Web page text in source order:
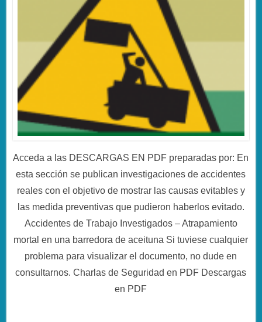
Acceda a las DESCARGAS EN PDF preparadas por: En
esta sección se publican investigaciones de accidentes
reales con el objetivo de mostrar las causas evitables y
las medida preventivas que pudieron haberlos evitado.
Accidentes de Trabajo Investigados – Atrapamiento
mortal en una barredora de aceituna Si tuviese cualquier
problema para visualizar el documento, no dude en
consultarnos. Charlas de Seguridad en PDF Descargas
en PDF